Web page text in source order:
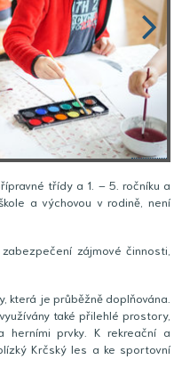
třídy a 1. – 5. ročníku a
a výchovou v rodině, není
zájmové činnosti,
která je průběžně doplňována.
také přilehlé prostory,
herními prvky. K rekreační a
Krčský les a ke sportovní